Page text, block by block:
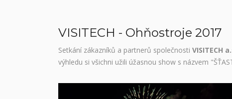
VISITECH - Ohňostroje 2017
Setkání zákazníků a partnerů společnosti VISITECH
výhledu si všichni užili úžasnou show s názvem